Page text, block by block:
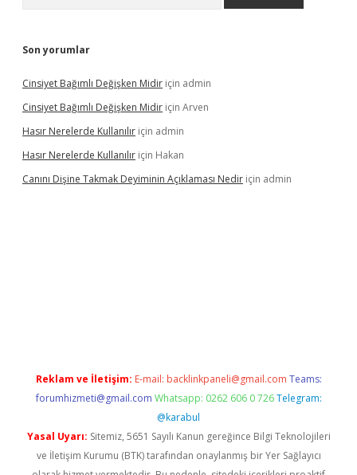
Son yorumlar
Cinsiyet Bağımlı Değişken Midir için admin
Cinsiyet Bağımlı Değişken Midir için Arven
Hasır Nerelerde Kullanılır için admin
Hasır Nerelerde Kullanılır için Hakan
Canını Dişine Takmak Deyiminin Açıklaması Nedir için admin
Reklam ve İletişim: E-mail: backlinkpaneli@gmail.com Teams:
forumhizmeti@gmail.com Whatsapp: 0262 606 0 726 Telegram:
@karabul
Yasal Uyarı: Sitemiz, 5651 Sayılı Kanun gereğince Bilgi Teknolojileri
ve İletişim Kurumu (BTK) tarafından onaylanmış bir Yer Sağlayıcı